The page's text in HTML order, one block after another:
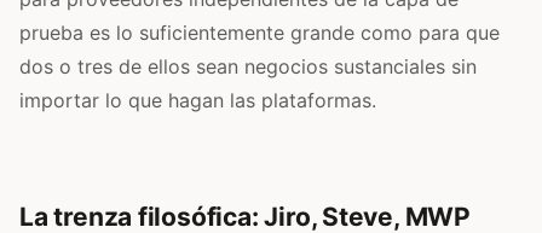
prueba es lo suficientemente grande como para que
dos o tres de ellos sean negocios sustanciales sin
importar lo que hagan las plataformas.
La trenza filosófica: Jiro, Steve, MWP